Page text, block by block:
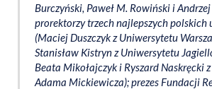
Burczyński, Paweł M. Rowiński i
prorektorzy trzech najlepszych polskich
(Maciej Duszczyk z Uniwersytetu
Stanisław Kistryn z Uniwersytetu
Beata Mikołajczyk i Ryszard Naskręcki
Adama Mickiewicza); prezes Fundacji